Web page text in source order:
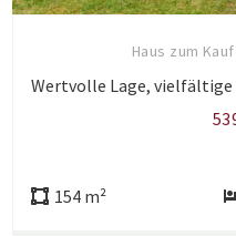
Haus zum
154 m²